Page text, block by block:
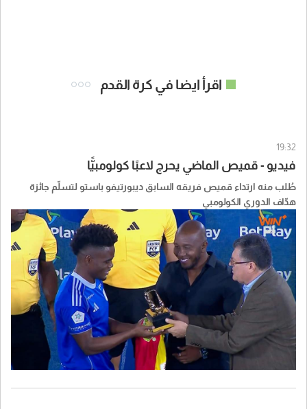
اقرأ ايضا في كرة القدم
19:32
فيديو - قميص الماضي يحرج لاعبًا كولومبيًّا
طُلب منه ارتداء قميص فريقه السابق ديبورتيفو باستو لتسلّم جائزة
هدّاف الدوري الكولومبي